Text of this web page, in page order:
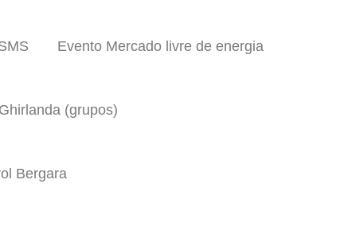
Evento Mercado livre de energia
(grupos)
Bergara